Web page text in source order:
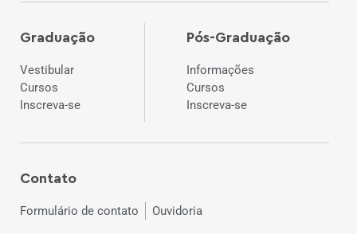
Graduação
Vestibular
Cursos
Inscreva-se
Pós-Graduação
Informações
Cursos
Inscreva-se
Contato
Formulário de contato Ouvidoria